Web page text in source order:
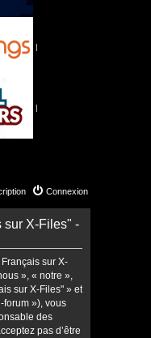
|
|
Connexion
sur X-Files" -
sur X-
», « notre »,
sur X-Files" » et
forum »), vous
des
pas d’être